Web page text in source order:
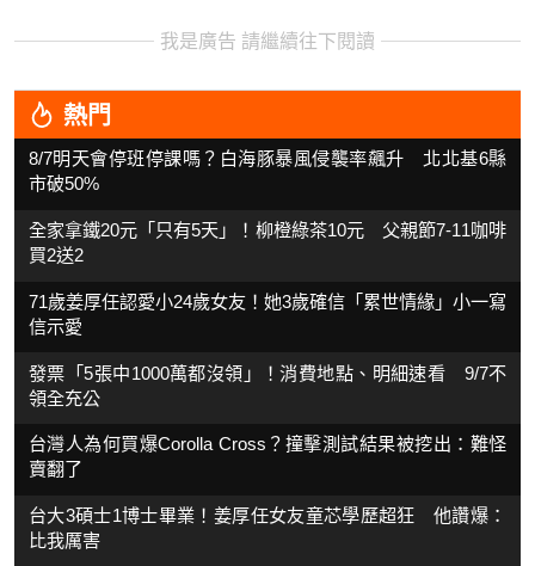
我是廣告 請繼續往下閱讀
熱門
8/7明天會停班停課嗎？白海豚暴風侵襲率飆升 北北基6縣
市破50%
全家拿鐵20元「只有5天」！柳橙綠茶10元 父親節7-11咖啡
買2送2
71歲姜厚任認愛小24歲女友！她3歲確信「累世情緣」小一寫
信示愛
發票「5張中1000萬都沒領」！消費地點、明細速看 9/7不
領全充公
台灣人為何買爆Corolla Cross？撞擊測試結果被挖出：難怪
賣翻了
台大3碩士1博士畢業！姜厚任女友童芯學歷超狂 他讚爆：
比我厲害